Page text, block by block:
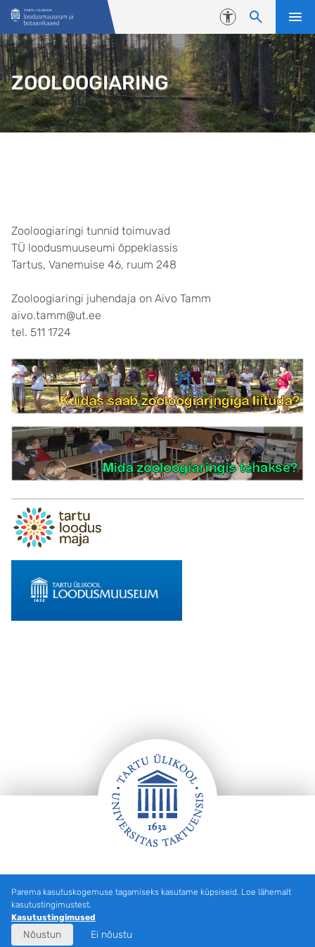
Liigu edasi põhisisu juurde
Juurdepääsetavus
ZOOLOOGIARING
Zooloogiaringi tunnid toimuvad
TÜ loodusmuuseumi õppeklassis
Tartus, Vanemuise 46, ruum 248
Zooloogiaringi juhendaja on Aivo Tamm
aivo.tamm@ut.ee
tel. 511 1724
Parema kasutuskogemuse tagamiseks kasutame küpsiseid. Loe lähemalt
kasutustingimustest.
Kasutustingimused
Nõustun Ei nõustu